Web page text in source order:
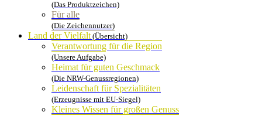
(Das Produktzeichen)
Für alle
(Die Zeichennutzer)
Land der Vielfalt(Übersicht)
Verantwortung für die Region
(Unsere Aufgabe)
Heimat für guten Geschmack
(Die NRW-Genussregionen)
Leidenschaft für Spezialitäten
(Erzeugnisse mit EU-Siegel)
Kleines Wissen für großen Genuss